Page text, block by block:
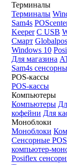
Терминалы
Терминалы
Sam4s
Keeper С USB
Смарт Globalpos
Windows 10
Для магазина
Sam4s
POS-кассы
POS-кассы
Компьютеры
Компьютеры
кофейни Для
Моноблоки
Моноблоки
Сенсорные
компьютер-
Posiflex